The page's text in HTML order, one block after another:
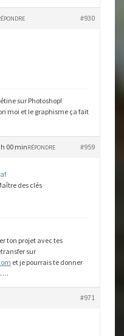
#930
sur Photoshop!
moi et le graphisme ça fait
00 min #959
RÉPONDRE
des clés
ton projet avec tes
sur
et je pourrais te donner
#971